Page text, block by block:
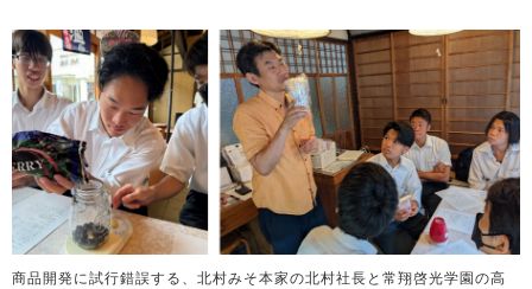
商品開発に試行錯誤する、北村みそ本家の北村社長と常翔啓光学園の高